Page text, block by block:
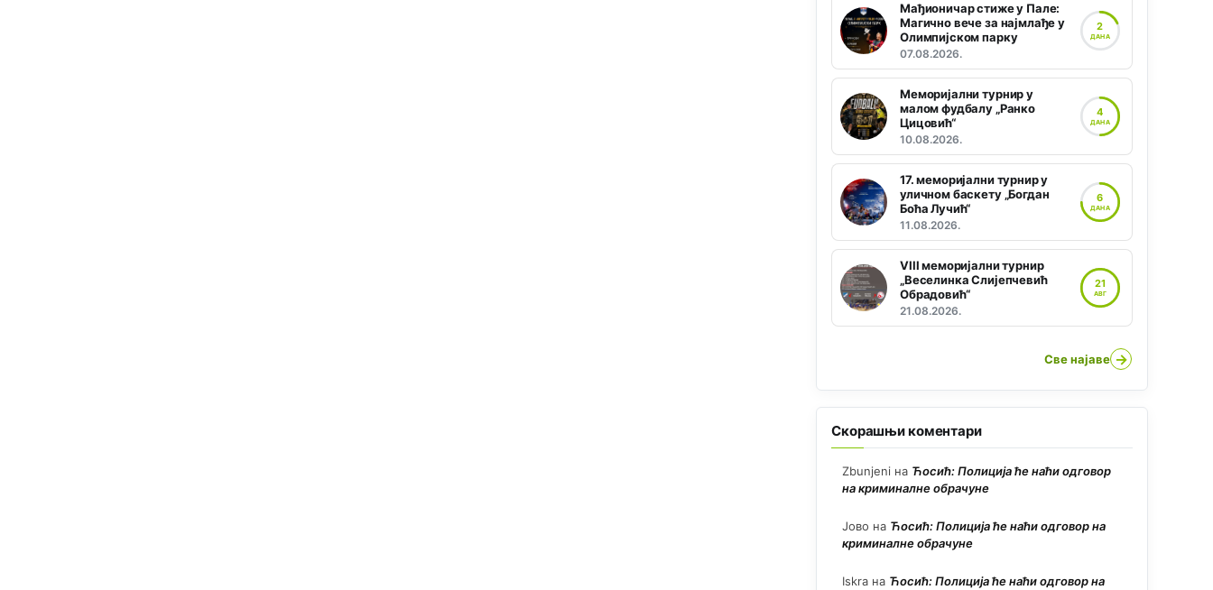
Мађионичар стиже у Пале:
Магично вече за најмлађе у
Олимпијском парку
07.08.2026.
2
ДАНА
Меморијални турнир у
малом фудбалу „Ранко
Цицовић“
10.08.2026.
4
ДАНА
17. меморијални турнир у
уличном баскету „Богдан
Боћа Лучић“
11.08.2026.
6
ДАНА
VIII меморијални турнир
„Веселинка Слијепчевић
Обрадовић“
21.08.2026.
21
АВГ
Све најаве →
Скорашњи коментари
Zbunjeni на Ћосић: Полиција ће наћи одговор
на криминалне обрачуне
Јово на Ћосић: Полиција ће наћи одговор на
криминалне обрачуне
Iskra на Ћосић: Полиција ће наћи одговор на